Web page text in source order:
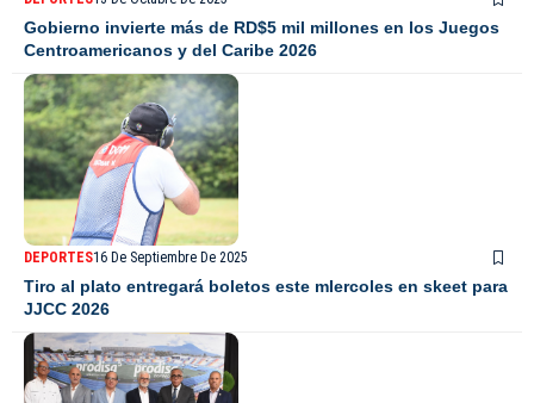
Gobierno invierte más de RD$5 mil millones en los Juegos
Centroamericanos y del Caribe 2026
DEPORTES16 De Septiembre De 2025
Tiro al plato entregará boletos este mIercoles en skeet para
JJCC 2026